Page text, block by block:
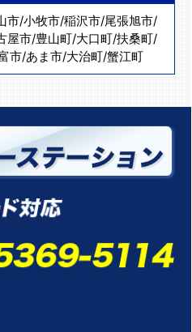
市/小牧市/稲沢市/尾張旭市/
屋市/豊山町/大口町/扶桑町/
市/あま市/大治町/蟹江町